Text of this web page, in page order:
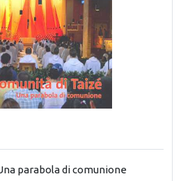
parabola di comunione